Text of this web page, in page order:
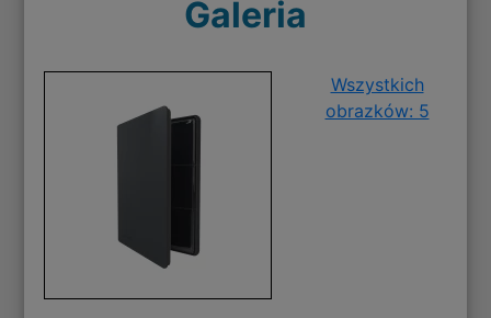
Galeria
Wszystkich
obrazków: 5